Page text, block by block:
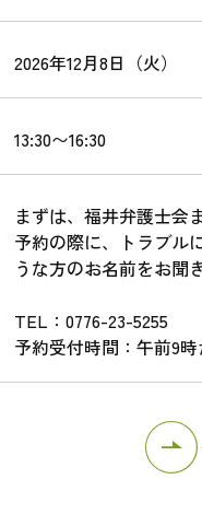
2026年12月8日（火）
13:30〜16:30
まずは、福井弁護士会
予約の際に、トラブル
うな方のお名前をお聞
TEL：0776-23-5255
予約受付時間：午前9